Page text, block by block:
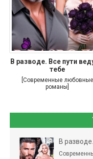
В разводе. Все пути
тебе
[Современные любовные
романы]
В